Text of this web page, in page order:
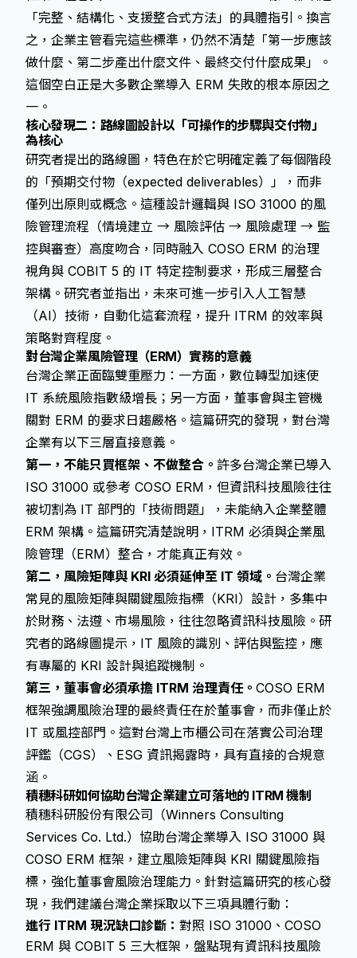
「完整、結構化、支援整合式方法」的具體指引。換言
之，企業主管看完這些標準，仍然不清楚「第一步應該
做什麼、第二步產出什麼文件、最終交付什麼成果」。
這個空白正是大多數企業導入 ERM 失敗的根本原因之
一。
核心發現二：路線圖設計以「可操作的步驟與交付物」
為核心
研究者提出的路線圖，特色在於它明確定義了每個階段
的「預期交付物（expected deliverables）」，而非
僅列出原則或概念。這種設計邏輯與 ISO 31000 的風
險管理流程（情境建立 → 風險評估 → 風險處理 → 監
控與審查）高度吻合，同時融入 COSO ERM 的治理
視角與 COBIT 5 的 IT 特定控制要求，形成三層整合
架構。研究者並指出，未來可進一步引入人工智慧
（AI）技術，自動化這套流程，提升 ITRM 的效率與
策略對齊程度。
對台灣企業風險管理（ERM）實務的意義
台灣企業正面臨雙重壓力：一方面，數位轉型加速使
IT 系統風險指數級增長；另一方面，董事會與主管機
關對 ERM 的要求日趨嚴格。這篇研究的發現，對台灣
企業有以下三層直接意義。
第一，不能只買框架、不做整合。 許多台灣企業已導入
ISO 31000 或參考 COSO ERM，但資訊科技風險往往
被切割為 IT 部門的「技術問題」，未能納入企業整體
ERM 架構。這篇研究清楚說明，ITRM 必須與企業風
險管理（ERM）整合，才能真正有效。
第二，風險矩陣與 KRI 必須延伸至 IT 領域。 台灣企業
常見的風險矩陣與關鍵風險指標（KRI）設計，多集中
於財務、法遵、市場風險，往往忽略資訊科技風險。研
究者的路線圖提示，IT 風險的識別、評估與監控，應
有專屬的 KRI 設計與追蹤機制。
第三，董事會必須承擔 ITRM 治理責任。 COSO ERM
框架強調風險治理的最終責任在於董事會，而非僅止於
IT 或風控部門。這對台灣上市櫃公司在落實公司治理
評鑑（CGS）、ESG 資訊揭露時，具有直接的合規意
涵。
積穗科研如何協助台灣企業建立可落地的 ITRM 機制
積穗科研股份有限公司（Winners Consulting
Services Co. Ltd.）協助台灣企業導入 ISO 31000 與
COSO ERM 框架，建立風險矩陣與 KRI 關鍵風險指
標，強化董事會風險治理能力。針對這篇研究的核心發
現，我們建議台灣企業採取以下三項具體行動：
進行 ITRM 現況缺口診斷： 對照 ISO 31000、COSO
ERM 與 COBIT 5 三大框架，盤點現有資訊科技風險